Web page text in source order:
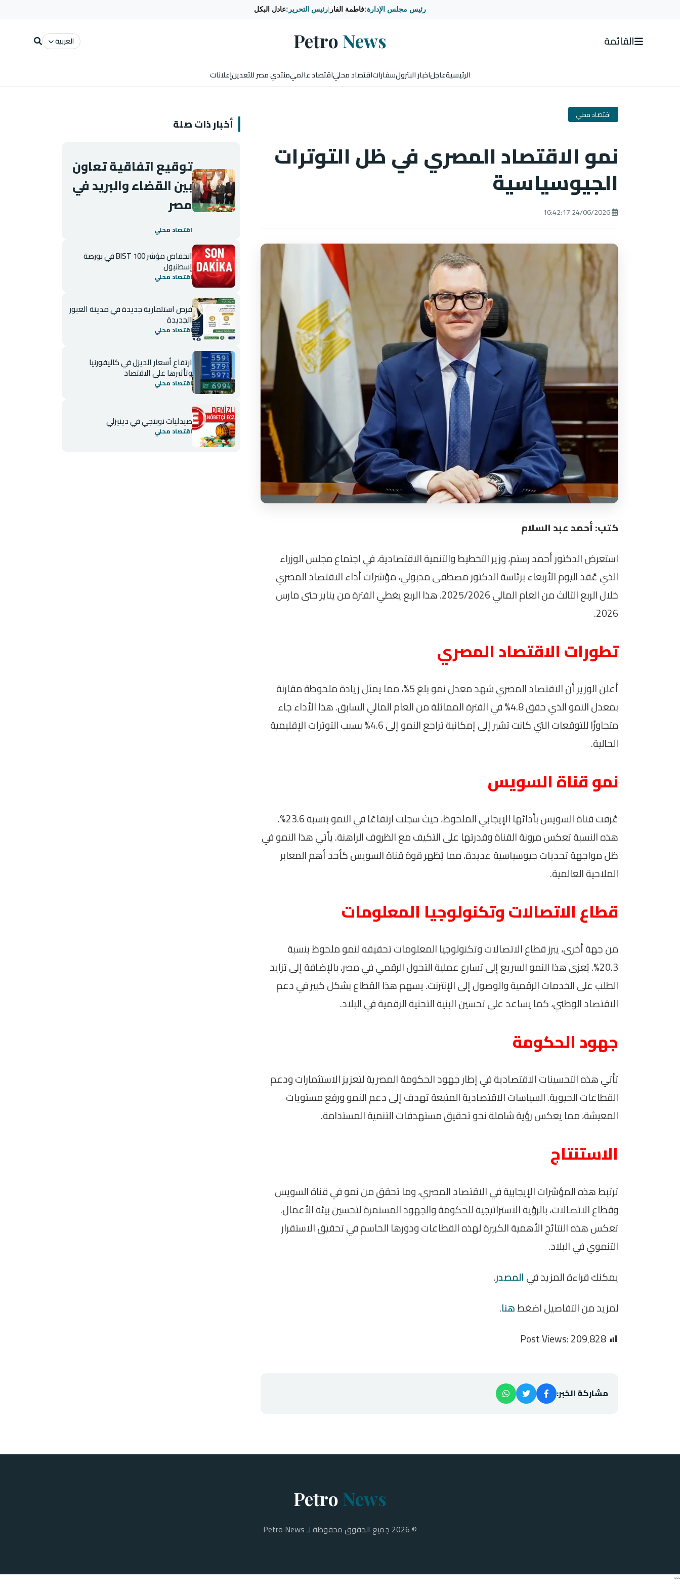
رئيس مجلس الإدارة:فاطمة الفار رئيس التحرير:عادل البكل
القائمة Petro News العربية
الرئيسيةعاجلاخبار البترولسفاراتاقتصاد محلياقتصاد عالميمنتدي مصر للتعدينإعلانات
اقتصاد محلي
نمو الاقتصاد المصري في ظل التوترات
الجيوسياسية
كتب: أحمد عبد السلام
استعرض الدكتور أحمد رستم، وزير التخطيط والتنمية الاقتصادية، في اجتماع مجلس الوزراء
الذي عُقد اليوم الأربعاء برئاسة الدكتور مصطفى مدبولي، مؤشرات أداء الاقتصاد المصري
خلال الربع الثالث من العام المالي 2025/2026. هذا الربع يغطي الفترة من يناير حتى مارس
2026.
تطورات الاقتصاد المصري
أعلن الوزير أن الاقتصاد المصري شهد معدل نمو بلغ 5%، مما يمثل زيادة ملحوظة مقارنة
بمعدل النمو الذي حقق 4.8% في الفترة المماثلة من العام المالي السابق. هذا الأداء جاء
متجاوزًا للتوقعات التي كانت تشير إلى إمكانية تراجع النمو إلى 4.6% بسبب التوترات الإقليمية
الحالية.
نمو قناة السويس
عُرفت قناة السويس بأدائها الإيجابي الملحوظ، حيث سجلت ارتفاعًا في النمو بنسبة 23.6%.
هذه النسبة تعكس مرونة القناة وقدرتها على التكيف مع الظروف الراهنة. يأتي هذا النمو في
ظل مواجهة تحديات جيوسياسية عديدة، مما يُظهر قوة قناة السويس كأحد أهم المعابر
الملاحية العالمية.
قطاع الاتصالات وتكنولوجيا المعلومات
من جهة أخرى، يبرز قطاع الاتصالات وتكنولوجيا المعلومات تحقيقه لنمو ملحوظ بنسبة
20.3%. يُعزى هذا النمو السريع إلى تسارع عملية التحول الرقمي في مصر، بالإضافة إلى تزايد
الطلب على الخدمات الرقمية والوصول إلى الإنترنت. يسهم هذا القطاع بشكل كبير في دعم
الاقتصاد الوطني، كما يساعد على تحسين البنية التحتية الرقمية في البلاد.
جهود الحكومة
تأتي هذه التحسينات الاقتصادية في إطار جهود الحكومة المصرية لتعزيز الاستثمارات ودعم
القطاعات الحيوية. السياسات الاقتصادية المتبعة تهدف إلى دعم النمو ورفع مستويات
المعيشة، مما يعكس رؤية شاملة نحو تحقيق مستهدفات التنمية المستدامة.
الاستنتاج
ترتبط هذه المؤشرات الإيجابية في الاقتصاد المصري، وما تحقق من نمو في قناة السويس
وقطاع الاتصالات، بالرؤية الاستراتيجية للحكومة والجهود المستمرة لتحسين بيئة الأعمال.
تعكس هذه النتائج الأهمية الكبيرة لهذه القطاعات ودورها الحاسم في تحقيق الاستقرار
التنموي في البلاد.
يمكنك قراءة المزيد فيالمصدر.
لمزيد من التفاصيل اضغطهنا.
Post Views:209٬828
مشاركة الخبر:
أخبار ذات صلة
توقيع اتفاقية تعاون
بين القضاء والبريد في
مصر
اقتصاد محلي
انخفاض مؤشر BIST 100 في بورصة
إسطنبول
اقتصاد محلي
فرص استثمارية جديدة في مدينة العبور
الجديدة
اقتصاد محلي
ارتفاع أسعار الديزل في كاليفورنيا
وتأثيرها على الاقتصاد
اقتصاد محلي
صيدليات نوبتجي في دينيزلي
اقتصاد محلي
Petro News
© 2026 جميع الحقوق محفوظة لـ Petro News
```